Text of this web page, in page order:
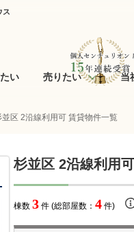
ス
い 売りたい 当
並区 2沿線利用可 賃貸物件一覧
杉並区 2沿線利用
棟数 3 件 (総部屋数： 4 件)